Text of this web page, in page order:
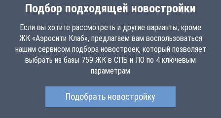
Подбор подходящей новостройки
Если вы хотите рассмотреть и другие варианты, кроме
ЖК «Аэросити Клаб», предлагаем вам воспользоваться
нашим сервисом подбора новостроек, который позволяет
выбрать из базы 759 ЖК в СПБ и ЛО по 4 ключевым
параметрам
Подобрать новостройку